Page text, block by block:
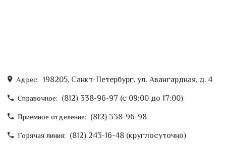
Адрес: 198205, Санкт-Петербург, ул. Авангардная, д. 4
Справочное: (812) 338-96-97 (c 09:00 до 17:00)
Приёмное отделение: (812) 338-96-98
Горячая линия: (812) 243-16-48 (круглосуточно)